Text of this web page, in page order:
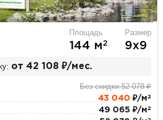
Площадь
144 м2
Размер
9х9
от 42 108 ₽/мес.
Без скидки 52 078 ₽
43 040 ₽/м 2
49 065 ₽/м 2